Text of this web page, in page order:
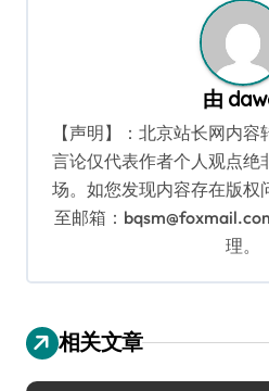
由
【声明】：北京站长网内
言论仅代表作者个人观点绝
场。如您发现内容存在版权
至邮箱：
理。
相关文章